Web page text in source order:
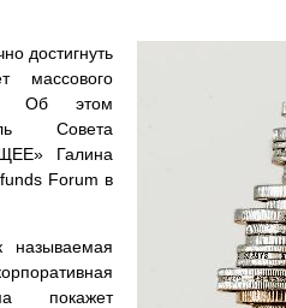
достигнуть
Об этом
Совета
Галина
Forum в
называемая
покажет